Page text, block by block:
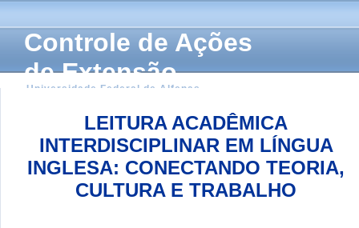
Controle de Ações
de Extensão
Universidade Federal de Alfenas
LEITURA ACADÊMICA
INTERDISCIPLINAR EM LÍNGUA
INGLESA: CONECTANDO TEORIA,
CULTURA E TRABALHO